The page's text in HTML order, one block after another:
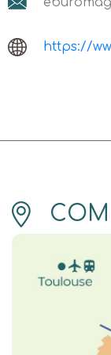
https://